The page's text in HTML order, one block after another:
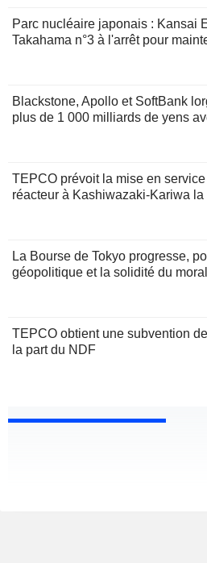
Parc nucléaire japonais : Kansai
Takahama n°3 à l'arrêt pour
Blackstone, Apollo et SoftBank
plus de 1 000 milliards de yens
TEPCO prévoit la mise en
réacteur à Kashiwazaki-Kariwa
La Bourse de Tokyo progresse,
géopolitique et la solidité du
TEPCO obtient une subvention
la part du NDF